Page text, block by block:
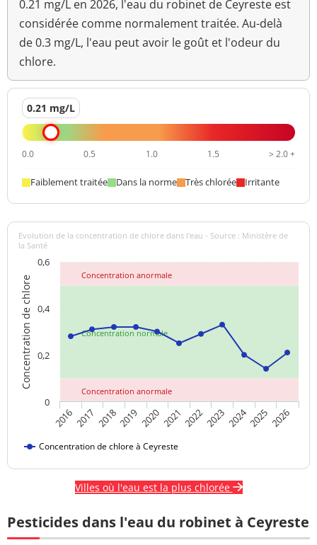
perfluoroalkylées
(PFOA+PFNA+PFHXS+PFOS)
<0,004 µg/L
0.21 mg/L en 2026, l'eau du robinet de Ceyreste est
considérée comme normalement traitée. Au-delà
de 0.3 mg/L, l'eau peut avoir le goût et l'odeur du
chlore.
0.21 mg/L
0.0 0.5 1.0 1.5 > 2.0 +
Faiblement traitée Dans la norme Très chlorée Irritante
Concentration normale
Concentration anormale
Concentration anormale
Concentration de chlore
Evolution de la concentration de chlore dans l'eau - Source : Ministère de
la Santé
Concentration de chlore à Ceyreste
20162017 201820192020202120222023202420252026
0
0,2
0,4
0,6
Villes où l'eau est la plus chlorée
Pesticides dans l'eau du robinet à Ceyreste